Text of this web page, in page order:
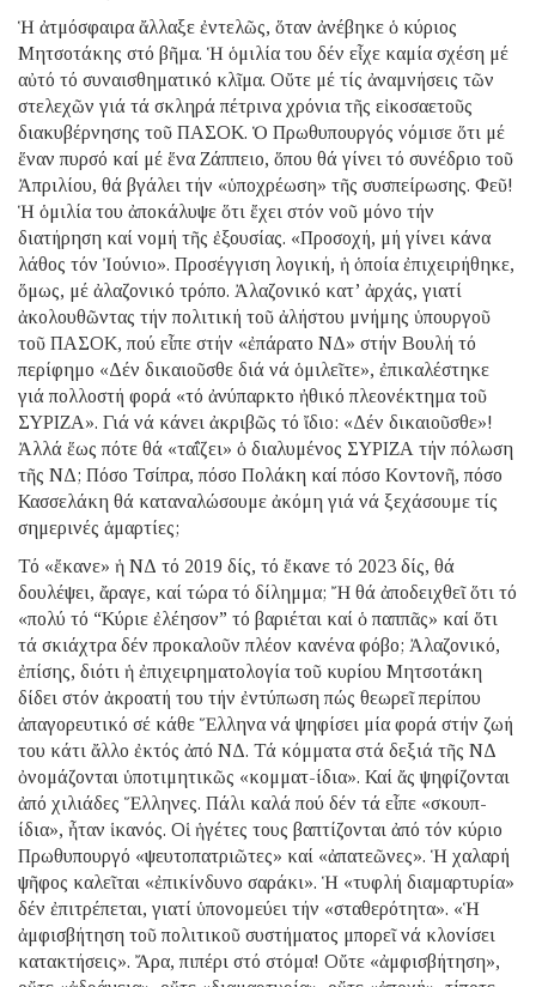
Ἡ ἀτμόσφαιρα ἄλλαξε ἐντελῶς, ὅταν ἀνέβηκε ὁ κύριος
Μητσοτάκης στό βῆμα. Ἡ ὁμιλία του δέν εἶχε καμία σχέση μέ
αὐτό τό συναισθηματικό κλῖμα. Οὔτε μέ τίς ἀναμνήσεις τῶν
στελεχῶν γιά τά σκληρά πέτρινα χρόνια τῆς εἰκοσαετοῦς
διακυβέρνησης τοῦ ΠΑΣΟΚ. Ὁ Πρωθυπουργός νόμισε ὅτι μέ
ἕναν πυρσό καί μέ ἕνα Ζάππειο, ὅπου θά γίνει τό συνέδριο τοῦ
Ἀπριλίου, θά βγάλει τήν «ὑποχρέωση» τῆς συσπείρωσης. Φεῦ!
Ἡ ὁμιλία του ἀποκάλυψε ὅτι ἔχει στόν νοῦ μόνο τήν
διατήρηση καί νομή τῆς ἐξουσίας. «Προσοχή, μή γίνει κάνα
λάθος τόν Ἰούνιο». Προσέγγιση λογική, ἡ ὁποία ἐπιχειρήθηκε,
ὅμως, μέ ἀλαζονικό τρόπο. Ἀλαζονικό κατ’ ἀρχάς, γιατί
ἀκολουθῶντας τήν πολιτική τοῦ ἀλήστου μνήμης ὑπουργοῦ
τοῦ ΠΑΣΟΚ, πού εἶπε στήν «ἐπάρατο ΝΔ» στήν Βουλή τό
περίφημο «Δέν δικαιοῦσθε διά νά ὁμιλεῖτε», ἐπικαλέστηκε
γιά πολλοστή φορά «τό ἀνύπαρκτο ἠθικό πλεονέκτημα τοῦ
ΣΥΡΙΖΑ». Γιά νά κάνει ἀκριβῶς τό ἴδιο: «Δέν δικαιοῦσθε»!
Ἀλλά ἕως πότε θά «ταΐζει» ὁ διαλυμένος ΣΥΡΙΖΑ τήν πόλωση
τῆς ΝΔ; Πόσο Τσίπρα, πόσο Πολάκη καί πόσο Κοντονῆ, πόσο
Κασσελάκη θά καταναλώσουμε ἀκόμη γιά νά ξεχάσουμε τίς
σημερινές ἁμαρτίες;
Τό «ἔκανε» ἡ ΝΔ τό 2019 δίς, τό ἔκανε τό 2023 δίς, θά
δουλέψει, ἄραγε, καί τώρα τό δίλημμα; Ἤ θά ἀποδειχθεῖ ὅτι τό
«πολύ τό “Κύριε ἐλέησον” τό βαριέται καί ὁ παππᾶς» καί ὅτι
τά σκιάχτρα δέν προκαλοῦν πλέον κανένα φόβο; Ἀλαζονικό,
ἐπίσης, διότι ἡ ἐπιχειρηματολογία τοῦ κυρίου Μητσοτάκη
δίδει στόν ἀκροατή του τήν ἐντύπωση πώς θεωρεῖ περίπου
ἀπαγορευτικό σέ κάθε Ἕλληνα νά ψηφίσει μία φορά στήν ζωή
του κάτι ἄλλο ἐκτός ἀπό ΝΔ. Τά κόμματα στά δεξιά τῆς ΝΔ
ὀνομάζονται ὑποτιμητικῶς «κομματ-ίδια». Καί ἄς ψηφίζονται
ἀπό χιλιάδες Ἕλληνες. Πάλι καλά πού δέν τά εἶπε «σκουπ-
ίδια», ἦταν ἱκανός. Οἱ ἡγέτες τους βαπτίζονται ἀπό τόν κύριο
Πρωθυπουργό «ψευτοπατριῶτες» καί «ἀπατεῶνες». Ἡ χαλαρή
ψῆφος καλεῖται «ἐπικίνδυνο σαράκι». Ἡ «τυφλή διαμαρτυρία»
δέν ἐπιτρέπεται, γιατί ὑπονομεύει τήν «σταθερότητα». «Ἡ
ἀμφισβήτηση τοῦ πολιτικοῦ συστήματος μπορεῖ νά κλονίσει
κατακτήσεις». Ἄρα, πιπέρι στό στόμα! Οὔτε «ἀμφισβήτηση»,